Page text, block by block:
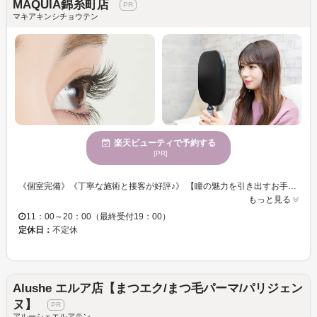
MAQUIA錦糸町店
マキアキンシチョウテン
楽天ビューティで予約する
[PR]
《個室完備》《丁寧な施術と接客が好評♪》 【瞳の魅力を引き出すお手伝い☆アイリストのセンスが詰まった理想的なアイデザインに仕上げます♪】 お好みの本数をお選びください☆彡華やかなフサフサまつげでパッチリ目元が叶います♪♪ オフィスでも馴染むナチュラルな仕上がりで、オトナ女子を演出◎ 忙しい日々を忘れてゆったり” MAQUIA”でまったりまつエク体験をしませんか？
もっと見る
11：00～20：00（最終受付19：00）
定休日： 不定休
Alushe エルア店【まつエク/まつ毛パーマ/パリジェン
ヌ】